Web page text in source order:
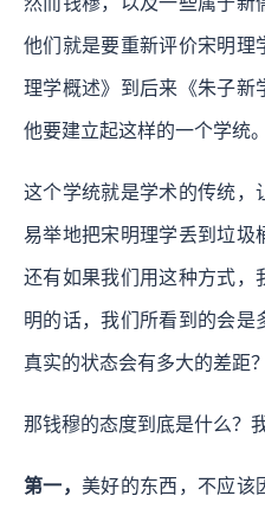
他们就是要重新评价宋明理
理学概述》到后来《朱子新
他要建立起这样的一个学统。
这个学统就是学术的传统，
易举地把宋明理学丢到垃圾
还有如果我们用这种方式，
明的话，我们所看到的会是
真实的状态会有多大的差距
那钱穆的态度到底是什么？
第一， 美好的东西，不应该